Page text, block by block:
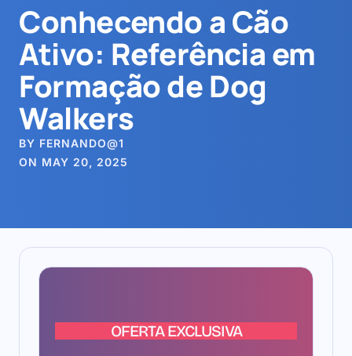
Conhecendo a Cão
Ativo: Referência em
Formação de Dog
Walkers
BY FERNANDO@1
ON MAY 20, 2025
OFERTA EXCLUSIVA